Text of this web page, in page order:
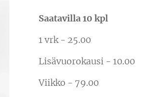
Saatavilla 10 kpl
1 vrk - 25.00
Lisävuorokausi - 10.00
Viikko - 79.00